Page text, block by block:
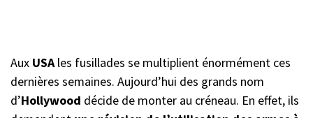
Aux USAles fusillades se multiplient énormément ces
dernières semaines. Aujourd’hui des grands nom
d’Hollywood décide de monter au créneau. En effet, ils